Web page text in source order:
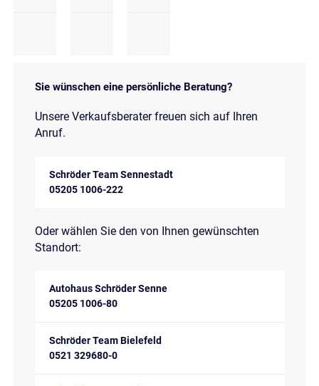
Sie wünschen eine persönliche Beratung?
Unsere Verkaufsberater freuen sich auf Ihren
Anruf.
Schröder Team Sennestadt
05205 1006-222
Oder wählen Sie den von Ihnen gewünschten
Standort:
Autohaus Schröder Senne
05205 1006-80
Schröder Team Bielefeld
0521 329680-0